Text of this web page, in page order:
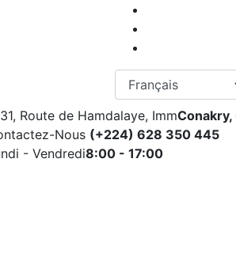
Select your language
Route de Hamdalaye, ImmConakry,
Nous (+224) 628 350 445
- Vendredi8:00 - 17:00